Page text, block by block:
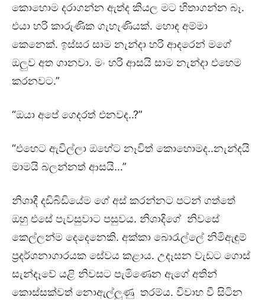
කොහොම දරාගන්න ඇත්ද කියල මට හිතාගන්න බෑ.
එයා හරි කාරුණික ගැහැණියක්. හොඳ අම්මා
කෙනෙක්. ඉස්සර සාම නැන්දා හරි ආදරෙන් මගේ
ඔලුව අත ගානවා. මං හරි ආසයි සාම නැන්දා එහෙම
කරනවට.”
“ඔයා අපේ ගෙදරත් එනවද..?”
“එහෙට ඇවිල්ලා ඔහේට නෑවිත් කොහොමද..නැන්දයි
මාමයි බලන්නත් ආසයි…”
නිශාදී දඩිබිඩියේම ගේ අස් කරන්නට පටන් ගත්තේ
ඔහු එසේ පැවසුවාට පසුවය. නිශාදිගේ නිවසේ
කෙල්ලන්ම දෙදෙනෙකි. අක්කා බොරැල්ලේ නිමිඇඳුම්
ප්‍රදර්ශනාගාරයක සේවය කළාය. උදෑසන වැඩට ගොස්
සැන්දෑවේ යළි නිවසට පැමිණෙන ඇගේ අතින්
කොස්සක්වත් නොඇල්ලුණු තරම්ය. විවාහ වී සිටින